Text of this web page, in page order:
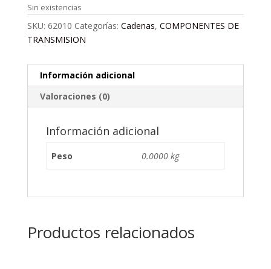
Sin existencias
SKU: 62010 Categorías: Cadenas, COMPONENTES DE
TRANSMISION
Información adicional
Valoraciones (0)
Información adicional
Peso 0.0000 kg
Productos relacionados